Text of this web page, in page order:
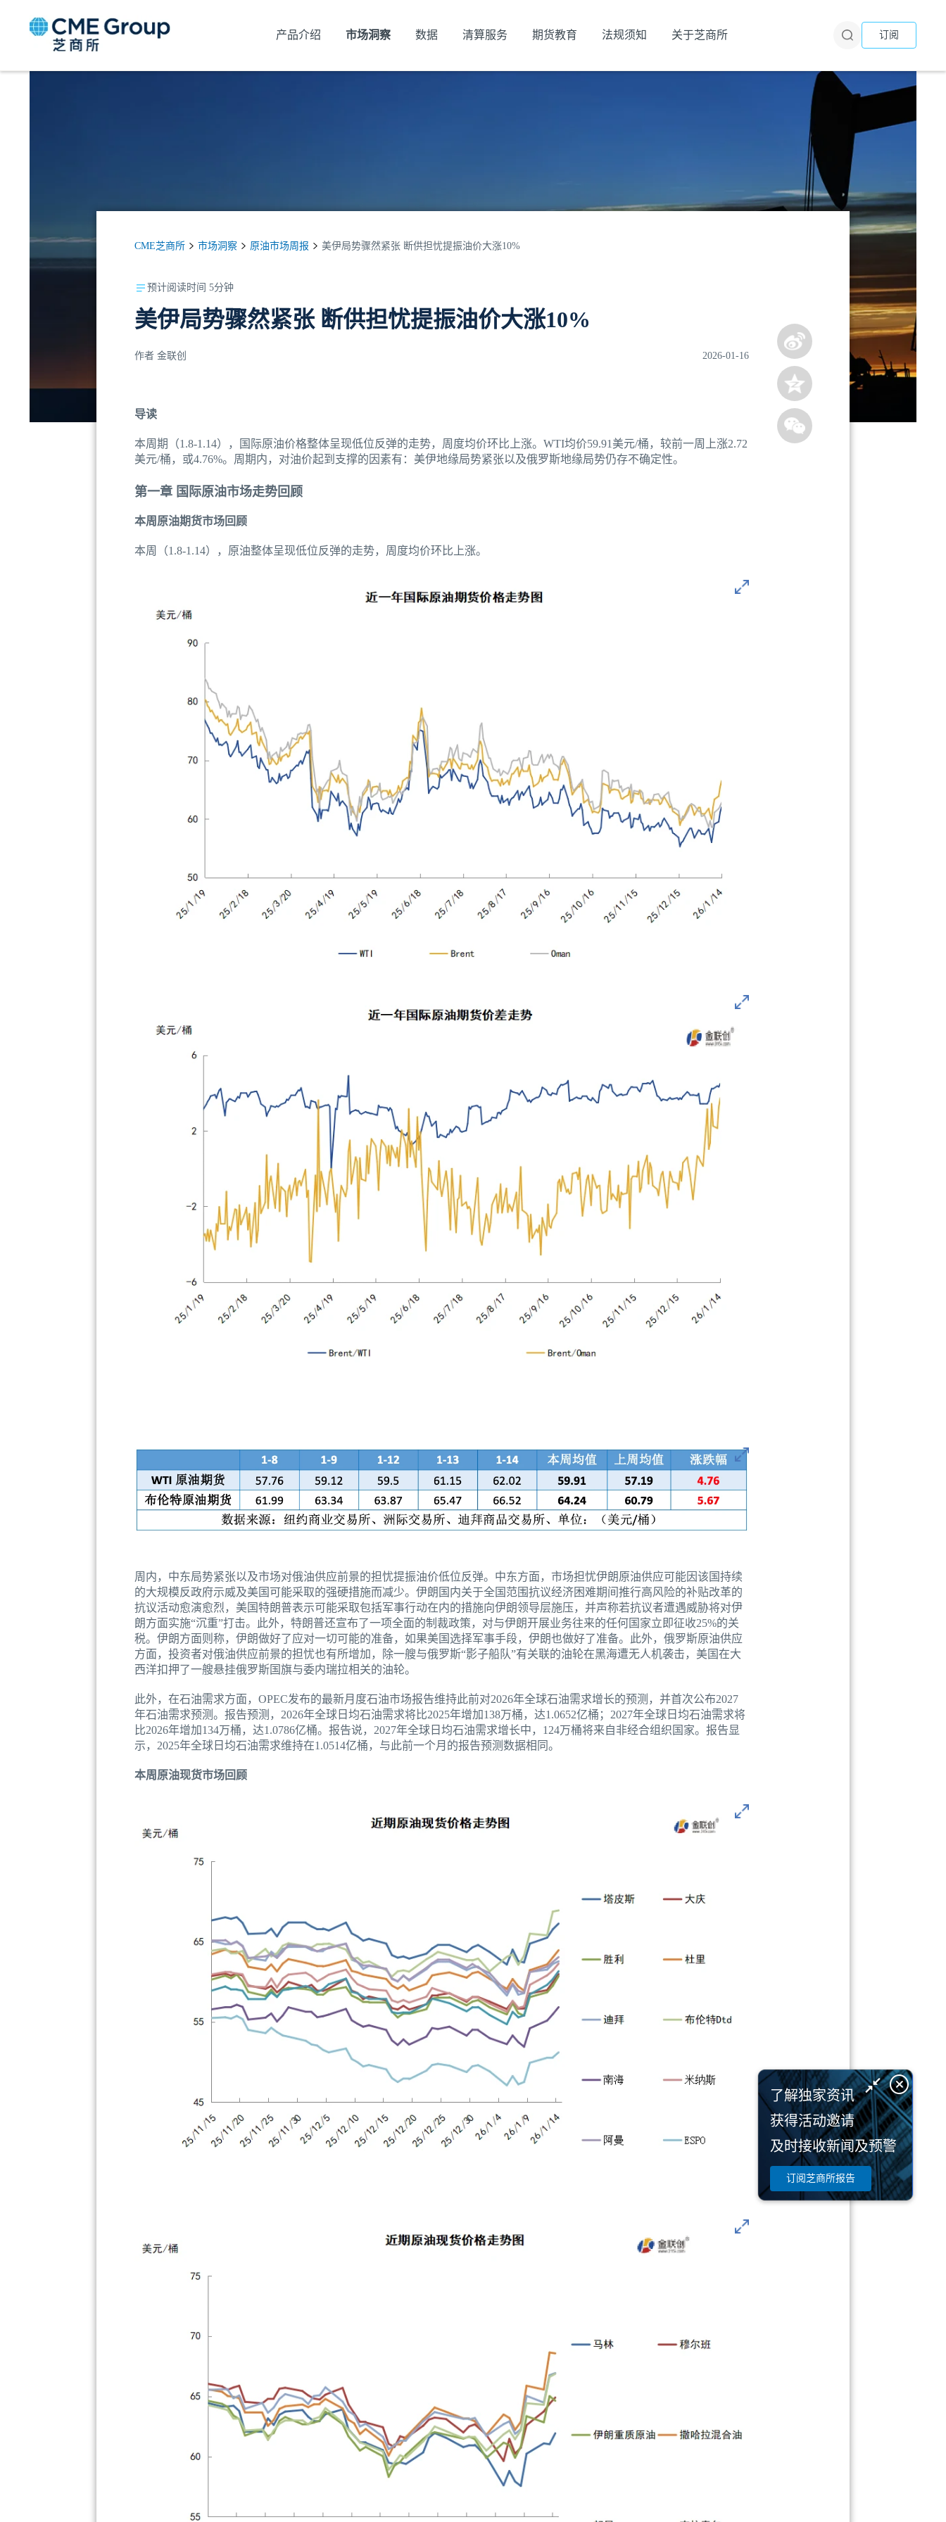
产品介绍 市场洞察 数据 清算服务 期货教育 法规须知 关于芝商所 订阅
CME芝商所 市场洞察 原油市场周报 美伊局势骤然紧张 断供担忧提振油价大涨10%
预计阅读时间 5分钟
美伊局势骤然紧张 断供担忧提振油价大涨10%
作者 金联创 2026-01-16
导读
本周期（1.8-1.14），国际原油价格整体呈现低位反弹的走势，周度均价环比上涨。WTI均价59.91美元/桶，较前一周上涨2.72
美元/桶，或4.76%。周期内，对油价起到支撑的因素有：美伊地缘局势紧张以及俄罗斯地缘局势仍存不确定性。
第一章 国际原油市场走势回顾
本周原油期货市场回顾
本周（1.8-1.14），原油整体呈现低位反弹的走势，周度均价环比上涨。
周内，中东局势紧张以及市场对俄油供应前景的担忧提振油价低位反弹。中东方面，市场担忧伊朗原油供应可能因该国持续
的大规模反政府示威及美国可能采取的强硬措施而减少。伊朗国内关于全国范围抗议经济困难期间推行高风险的补贴改革的
抗议活动愈演愈烈，美国特朗普表示可能采取包括军事行动在内的措施向伊朗领导层施压，并声称若抗议者遭遇威胁将对伊
朗方面实施“沉重”打击。此外，特朗普还宣布了一项全面的制裁政策，对与伊朗开展业务往来的任何国家立即征收25%的关
税。伊朗方面则称，伊朗做好了应对一切可能的准备，如果美国选择军事手段，伊朗也做好了准备。此外，俄罗斯原油供应
方面，投资者对俄油供应前景的担忧也有所增加，除一艘与俄罗斯“影子船队”有关联的油轮在黑海遭无人机袭击，美国在大
西洋扣押了一艘悬挂俄罗斯国旗与委内瑞拉相关的油轮。
此外，在石油需求方面，OPEC发布的最新月度石油市场报告维持此前对2026年全球石油需求增长的预测，并首次公布2027
年石油需求预测。报告预测，2026年全球日均石油需求将比2025年增加138万桶，达1.0652亿桶；2027年全球日均石油需求将
比2026年增加134万桶，达1.0786亿桶。报告说，2027年全球日均石油需求增长中，124万桶将来自非经合组织国家。报告显
示，2025年全球日均石油需求维持在1.0514亿桶，与此前一个月的报告预测数据相同。
本周原油现货市场回顾
了解独家资讯
获得活动邀请
及时接收新闻及预警
订阅芝商所报告